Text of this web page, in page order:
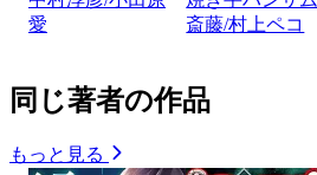
愛
斎藤/村上ペコ
同じ著者の作品
もっと見る